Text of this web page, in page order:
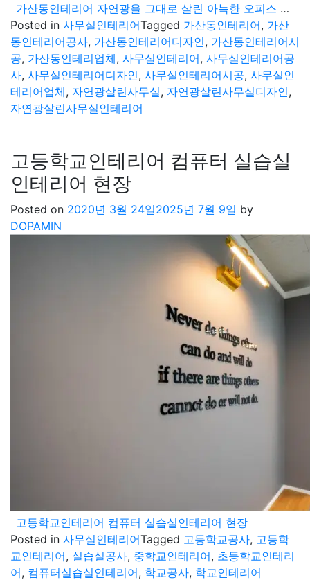
가산동인테리어 자연광을 그대로 살린 아늑한 오피스 공간 연출
Posted in 사무실인테리어Tagged 가산동인테리어, 가산
동인테리어공사, 가산동인테리어디자인, 가산동인테리어시
공, 가산동인테리업체, 사무실인테리어, 사무실인테리어공
사, 사무실인테리어디자인, 사무실인테리어시공, 사무실인
테리어업체, 자연광살린사무실, 자연광살린사무실디자인,
자연광살린사무실인테리어
고등학교인테리어 컴퓨터 실습실
인테리어 현장
Posted on 2020년 3월 24일2025년 7월 9일 by
DOPAMIN
고등학교인테리어 컴퓨터 실습실인테리어 현장
Posted in 사무실인테리어Tagged 고등학교공사, 고등학
교인테리어, 실습실공사, 중학교인테리어, 초등학교인테리
어, 컴퓨터실습실인테리어, 학교공사, 학교인테리어